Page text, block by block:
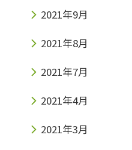
2021年9月
2021年8月
2021年7月
2021年4月
2021年3月